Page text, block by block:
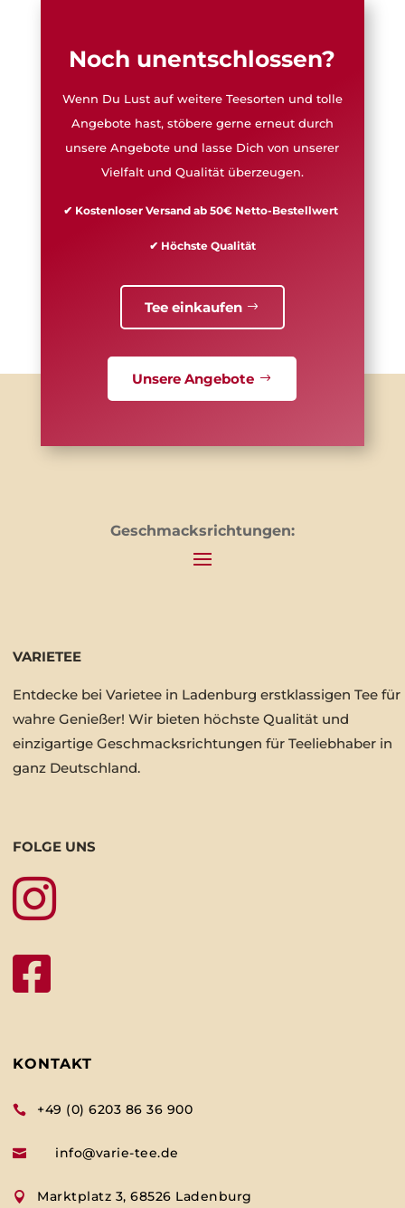
Noch unentschlossen?
Wenn Du Lust auf weitere Teesorten und tolle
Angebote hast, stöbere gerne erneut durch
unsere Angebote und lasse Dich von unserer
Vielfalt und Qualität überzeugen.
✔ Kostenloser Versand ab 50€ Netto-Bestellwert
✔ Höchste Qualität
Tee einkaufen
Unsere Angebote
Geschmacksrichtungen:
VARIETEE
Entdecke bei Varietee in Ladenburg erstklassigen Tee für
wahre Genießer! Wir bieten höchste Qualität und
einzigartige Geschmacksrichtungen für Teeliebhaber in
ganz Deutschland.
FOLGE UNS


KONTAKT
 +49 (0) 6203 86 36 900
 info@varie-tee.de
 Marktplatz 3, 68526 Ladenburg